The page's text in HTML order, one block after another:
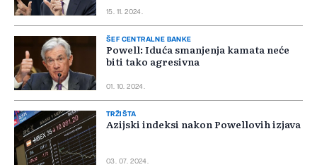
15. 11. 2024.
ŠEF CENTRALNE BANKE
Powell: Iduća smanjenja kamata neće
biti tako agresivna
01. 10. 2024.
TRŽIŠTA
Azijski indeksi nakon Powellovih izjava
03. 07. 2024.